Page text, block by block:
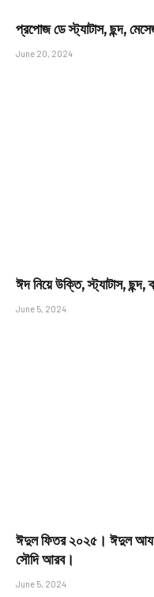
প্রপোজ ডে স্ট্যাটাস, ছন্দ,
June 20, 2024
ঈদ নিয়ে উক্তি, স্ট্যাটাস, ছন্দ,
June 5, 2024
ঈদুল ফিতর ২০২৫। ঈদুল
সৌদি আরব।
June 5, 2024